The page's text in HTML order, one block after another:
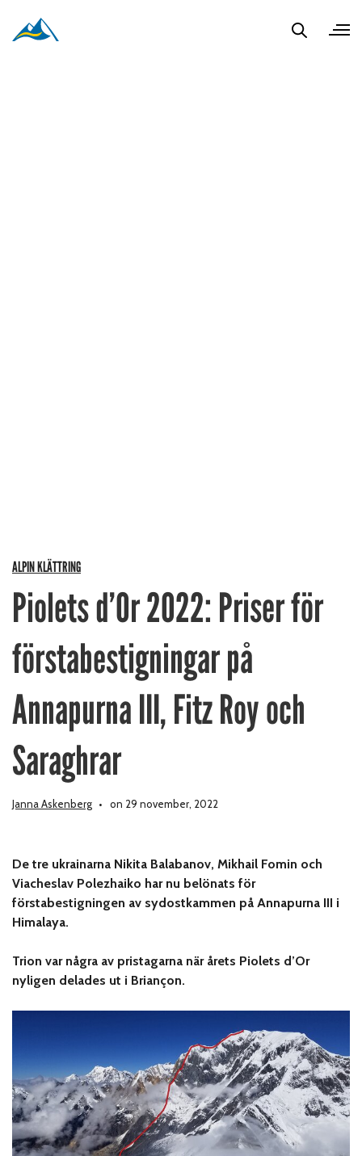
ALPIN KLÄTTRING
Piolets d’Or 2022: Priser för
förstabestigningar på
Annapurna III, Fitz Roy och
Saraghrar
Janna Askenberg on 29 november, 2022
De tre ukrainarna Nikita Balabanov, Mikhail Fomin och
Viacheslav Polezhaiko har nu belönats för
förstabestigningen av sydostkammen på Annapurna III i
Himalaya.
Trion var några av pristagarna när årets Piolets d’Or
nyligen delades ut i Briançon.